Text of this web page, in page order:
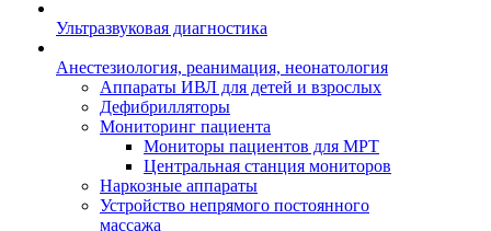
Ультразвуковая диагностика
Анестезиология, реанимация, неонатология
Аппараты ИВЛ для детей и взрослых
Дефибрилляторы
Мониторинг пациента
Мониторы пациентов для МРТ
Центральная станция мониторов
Наркозные аппараты
Устройство непрямого постоянного
массажа